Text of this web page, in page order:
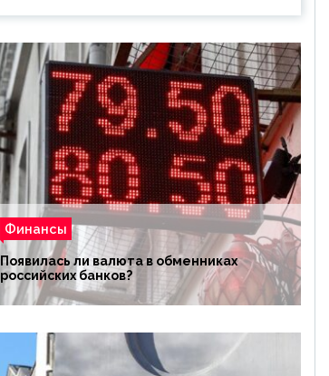
Финансы
Появилась ли валюта в обменниках
российских банков?